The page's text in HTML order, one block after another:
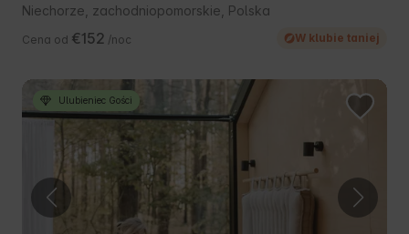
Niechorze, zachodniopomorskie, Polska
Cena od €152 /noc W klubie taniej
Ulubieniec Gości